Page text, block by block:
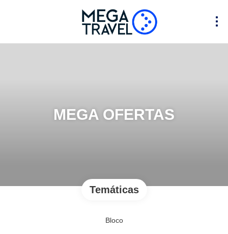
MEGA OFERTAS
Temáticas
Bloco